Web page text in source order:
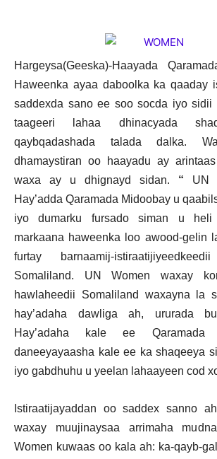
Hargeysa(Geeska)-Haayada
Haweenka ayaa daboolka ka qaaday
saddexda sano ee soo socda iyo sidii
taageeri lahaa dhinacyada
qaybqadashada talada dalka.
dhamaystiran oo haayadu ay
waxa ay u dhignayd sidan. “ UN
Hay’adda Qaramada Midoobay u
iyo dumarku fursado siman u heli
markaana haweenka loo awood-gelin
furtay barnaamij-
Somaliland. UN Women waxay
hawlaheedii Somaliland waxayna la
hay’adaha dawliga ah, ururada
Hay’adaha kale ee Qaramada
daneeyayaasha kale ee ka shaqeeya
iyo gabdhuhu u yeelan lahaayeen cod
Istiraatijayaddan oo saddex sanno
waxay muujinaysaa arrimaha
Women kuwaas oo kala ah: ka-qayb-